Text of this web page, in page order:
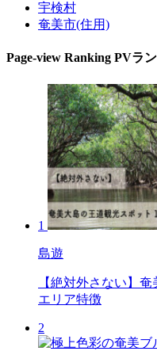
宇検村
奄美市(住用)
Page-view Ranking PVラ
1
島遊
【絶対外さない】
エリア特徴
2